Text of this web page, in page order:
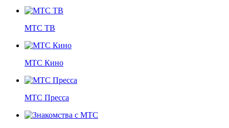
МТС ТВ
МТС Кино
МТС Пресса